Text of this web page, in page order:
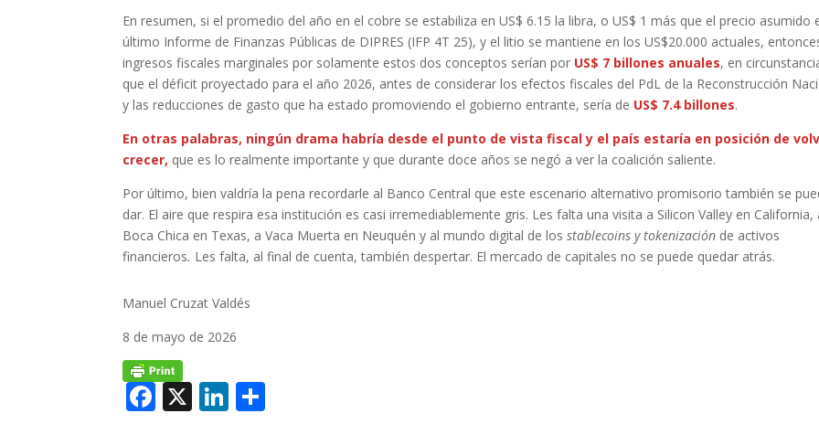
En resumen, si el promedio del año en el cobre se estabiliza en US$ 6.15 la libra, o US$ 1 más que el precio asumido
último Informe de Finanzas Públicas de DIPRES (IFP 4T 25), y el litio se mantiene en los US$20.000 actuales,
ingresos fiscales marginales por solamente estos dos conceptos serían por US$ 7 billones anuales, en
que el déficit proyectado para el año 2026, antes de considerar los efectos fiscales del PdL de la Reconstrucción
y las reducciones de gasto que ha estado promoviendo el gobierno entrante, sería de US$ 7.4 billones.
En otras palabras, ningún drama habría desde el punto de vista fiscal y el país estaría en posición de
crecer, que es lo realmente importante y que durante doce años se negó a ver la coalición saliente.
Por último, bien valdría la pena recordarle al Banco Central que este escenario alternativo promisorio también se
dar. El aire que respira esa institución es casi irremediablemente gris. Les falta una visita a Silicon Valley en California,
Boca Chica en Texas, a Vaca Muerta en Neuquén y al mundo digital de losstablecoins y tokenización de activos
financieros. Les falta, al final de cuenta, también despertar. El mercado de capitales no se puede quedar atrás.
Manuel Cruzat Valdés
8 de mayo de 2026
F X Li